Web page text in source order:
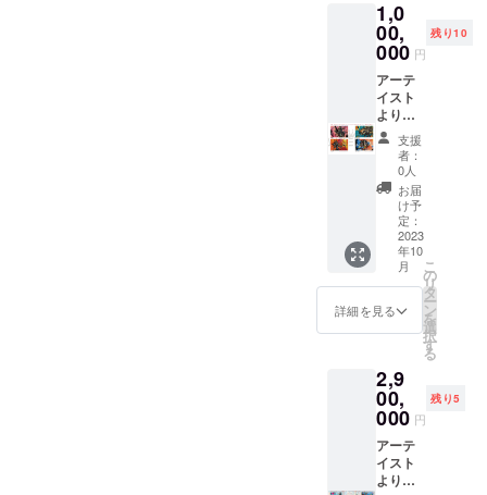
ト手渡
しは日
本国内
に限り
です。
＊リ
ターン
商品は
イメー
ジ画像
であ
り、現
品と異
なる場
合があ
ります
のでご
了承く
シャツ
のサイ
ズを記
入願い
ます。
記入さ
れてい
プです
+ 1 サン
クレー
ルグラ
フィッ
テイ
アー
ティス
トのス
ニー
カーを
ミニサ
イズ化
した特
別キー
ホル
ダーで
す + 1
サイン
ティス
トの写
真入り
の特別
カード
で、
アー
欄にス
ニー
カーサ
イ
ズ"CM"
で教え
てくだ
さい。
＊リ
ターン
スニー
カー作
品は、
クラウ
ドファ
ンディ
ング修
了日ま
でに特
て手が
けます
のでご
了承く
ださい
＊注
意：投
1,0
00,
000 円
残り10
アーテ
イスト
より手
がけた
特別絵
画アー
ト
53cmX
45cm 1
作品
と
アーテ
イスト
サイン
入り色
意：投
稿され
ている
画像は
アー
ティス
トの実
支援
者：
0人
お届
け予
定：
2023
年10
月
詳細を見る
こ
の
リ
タ
ー
ン
を
選
択
す
る
2,9
00,
000 円
残り5
アーテ
イスト
より手